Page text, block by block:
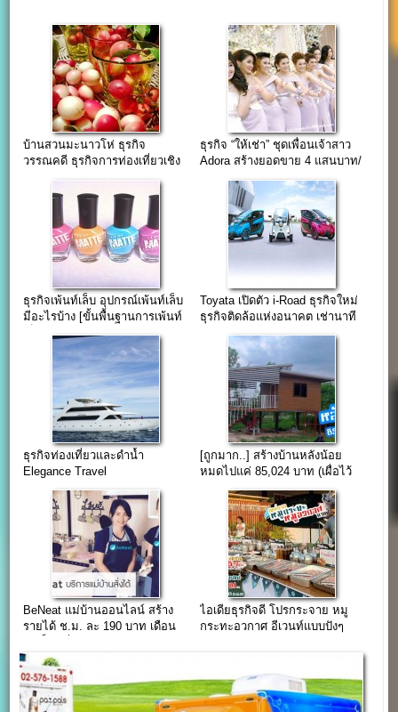
บ้านสวนมะนาวโห่ ธุรกิจ
วรรณคดี ธุรกิจการท่องเที่ยวเชิง
ธุรกิจ “ให้เช่า” ชุดเพื่อนเจ้าสาว
Adora สร้างยอดขาย 4 แสนบาท/
ธุรกิจเพ้นท์เล็บ อุปกรณ์เพ้นท์เล็บ
มีอะไรบ้าง [ขั้นพื้นฐานการเพ้นท์
Toyata เปิดตัว i-Road ธุรกิจใหม่
ธุรกิจติดล้อแห่งอนาคต เช่านาที
ธุรกิจท่องเที่ยวและดำน้ำ
Elegance Travel
[ถูกมาก..] สร้างบ้านหลังน้อย
หมดไปแค่ 85,024 บาท (เผื่อไว้
BeNeat แม่บ้านออนไลน์ สร้าง
รายได้ ช.ม. ละ 190 บาท เดือน
ไอเดียธุรกิจดี โปรกระจาย หมู
กระทะอวกาศ อีเวนท์แบบปังๆ